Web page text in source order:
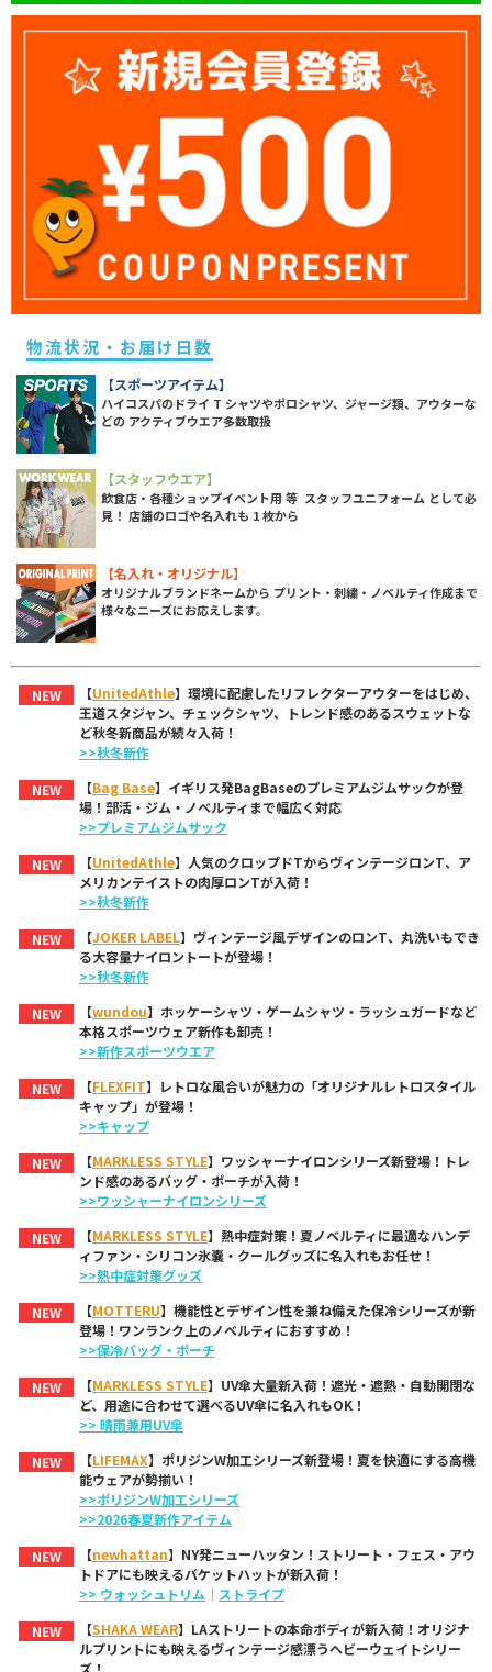
物流状況・お届け日数
【スポーツアイテム】
ハイコスパのドライ T シャツやポロシャツ、ジャージ類、アウターな
どの アクティブウエア多数取扱
【スタッフウエア】
飲食店・各種ショップイベント用 等 スタッフユニフォーム として必
見！ 店舗のロゴや名入れも 1 枚から
【名入れ・オリジナル】
オリジナルブランドネームから プリント・刺繍・ノベルティ作成まで
様々なニーズにお応えします。
NEW 【UnitedAthle】環境に配慮したリフレクターアウターをはじめ、
王道スタジャン、チェックシャツ、トレンド感のあるスウェットな
ど秋冬新商品が続々入荷！
>>秋冬新作
NEW
【Bag Base】イギリス発BagBaseのプレミアムジムサックが登
場！部活・ジム・ノベルティまで幅広く対応
>>プレミアムジムサック
NEW
【UnitedAthle】人気のクロップドTからヴィンテージロンT、ア
メリカンテイストの肉厚ロンTが入荷！
>>秋冬新作
NEW
【JOKER LABEL】ヴィンテージ風デザインのロンT、丸洗いもでき
る大容量ナイロントートが登場！
>>秋冬新作
NEW
【wundou】ホッケーシャツ・ゲームシャツ・ラッシュガードなど
本格スポーツウェア新作も卸売！
>>新作スポーツウエア
NEW
【FLEXFIT】レトロな風合いが魅力の「オリジナルレトロスタイル
キャップ」が登場！
>>キャップ
NEW
【MARKLESS STYLE】ワッシャーナイロンシリーズ新登場！トレ
ンド感のあるバッグ・ポーチが入荷！
>>ワッシャーナイロンシリーズ
NEW
【MARKLESS STYLE】熱中症対策！夏ノベルティに最適なハンデ
ィファン・シリコン氷嚢・クールグッズに名入れもお任せ！
>>熱中症対策グッズ
NEW
【MOTTERU】機能性とデザイン性を兼ね備えた保冷シリーズが新
登場！ワンランク上のノベルティにおすすめ！
>>保冷バッグ・ポーチ
NEW
【MARKLESS STYLE】UV傘大量新入荷！遮光・遮熱・自動開閉な
ど、用途に合わせて選べるUV傘に名入れもOK！
>> 晴雨兼用UV傘
NEW
【LIFEMAX】ポリジンW加工シリーズ新登場！夏を快適にする高機
能ウェアが勢揃い！
>>ポリジンW加工シリーズ
>>2026春夏新作アイテム
NEW
【newhattan】NY発ニューハッタン！ストリート・フェス・アウ
トドアにも映えるバケットハットが新入荷！
>> ウォッシュトリム ｜ ストライプ
NEW
【SHAKA WEAR】LAストリートの本命ボディが新入荷！オリジナ
ルプリントにも映えるヴィンテージ感漂うヘビーウェイトシリー
ズ！